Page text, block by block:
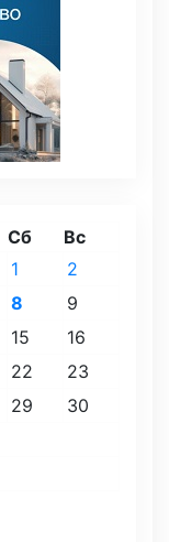
Сб Вс
1
2
8
9
15
16
22
23
29
30